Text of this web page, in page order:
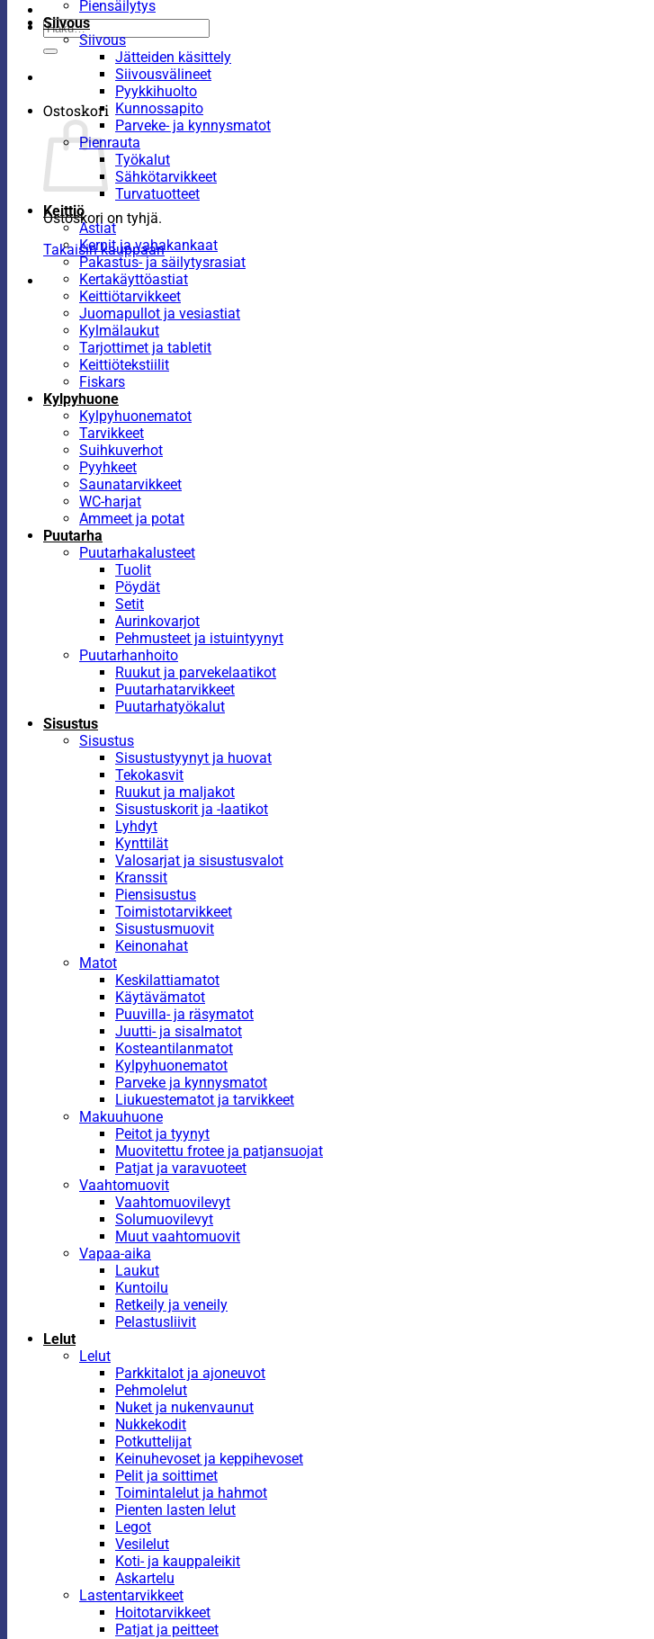
Etsi:
Ostoskori
Ostoskori on tyhjä.
Takaisin kauppaan
Piensäilytys
Siivous
Siivous
Jätteiden käsittely
Siivousvälineet
Pyykkihuolto
Kunnossapito
Parveke- ja kynnysmatot
Pienrauta
Työkalut
Sähkötarvikkeet
Turvatuotteet
Keittiö
Astiat
Kernit ja vahakankaat
Pakastus- ja säilytysrasiat
Kertakäyttöastiat
Keittiötarvikkeet
Juomapullot ja vesiastiat
Kylmälaukut
Tarjottimet ja tabletit
Keittiötekstiilit
Fiskars
Kylpyhuone
Kylpyhuonematot
Tarvikkeet
Suihkuverhot
Pyyhkeet
Saunatarvikkeet
WC-harjat
Ammeet ja potat
Puutarha
Puutarhakalusteet
Tuolit
Pöydät
Setit
Aurinkovarjot
Pehmusteet ja istuintyynyt
Puutarhanhoito
Ruukut ja parvekelaatikot
Puutarhatarvikkeet
Puutarhatyökalut
Sisustus
Sisustus
Sisustustyynyt ja huovat
Tekokasvit
Ruukut ja maljakot
Sisustuskorit ja -laatikot
Lyhdyt
Kynttilät
Valosarjat ja sisustusvalot
Kranssit
Piensisustus
Toimistotarvikkeet
Sisustusmuovit
Keinonahat
Matot
Keskilattiamatot
Käytävämatot
Puuvilla- ja räsymatot
Juutti- ja sisalmatot
Kosteantilanmatot
Kylpyhuonematot
Parveke ja kynnysmatot
Liukuestematot ja tarvikkeet
Makuuhuone
Peitot ja tyynyt
Muovitettu frotee ja patjansuojat
Patjat ja varavuoteet
Vaahtomuovit
Vaahtomuovilevyt
Solumuovilevyt
Muut vaahtomuovit
Vapaa-aika
Laukut
Kuntoilu
Retkeily ja veneily
Pelastusliivit
Lelut
Lelut
Parkkitalot ja ajoneuvot
Pehmolelut
Nuket ja nukenvaunut
Nukkekodit
Potkuttelijat
Keinuhevoset ja keppihevoset
Pelit ja soittimet
Toimintalelut ja hahmot
Pienten lasten lelut
Legot
Vesilelut
Koti- ja kauppaleikit
Askartelu
Lastentarvikkeet
Hoitotarvikkeet
Patjat ja peitteet